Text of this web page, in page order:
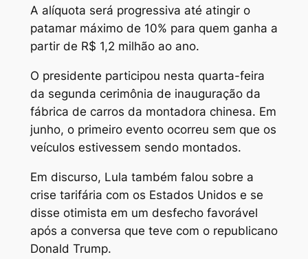
A alíquota será progressiva até atingir o
patamar máximo de 10% para quem ganha a
partir de R$ 1,2 milhão ao ano.
O presidente participou nesta quarta-feira
da segunda cerimônia de inauguração da
fábrica de carros da montadora chinesa. Em
junho, o primeiro evento ocorreu sem que os
veículos estivessem sendo montados.
Em discurso, Lula também falou sobre a
crise tarifária com os Estados Unidos e se
disse otimista em um desfecho favorável
após a conversa que teve com o republicano
Donald Trump.